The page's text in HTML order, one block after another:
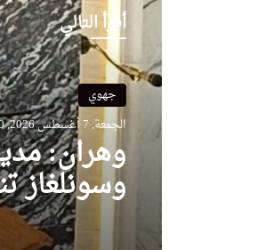
أقرأ التالي
جهوي
الجمعة, 7 أغسطس 2026, 15:40
وهران:
وسونلغاز
استهلاك